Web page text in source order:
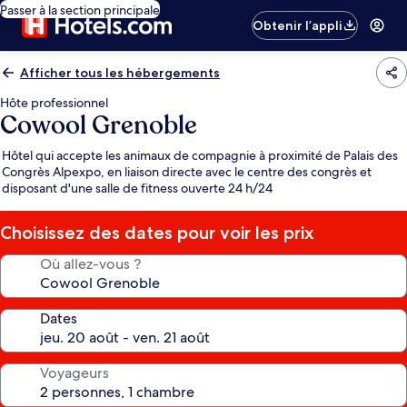
Passer à la section principale
Obtenir l’appli
Afficher tous les hébergements
Hôte professionnel
Cowool Grenoble
Hôtel qui accepte les animaux de compagnie à proximité de Palais des
Congrès Alpexpo, en liaison directe avec le centre des congrès et
disposant d'une salle de fitness ouverte 24 h/24
Choisissez des dates pour voir les prix
Où allez-vous ?
Dates
Voyageurs